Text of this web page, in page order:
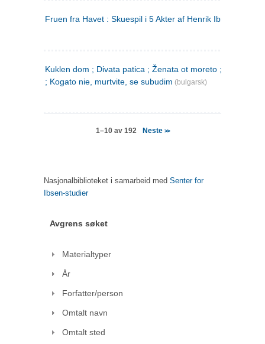
Fruen fra Havet : Skuespil i 5 Akter af Henrik Ibsen
Kuklen dom ; Divata patica ; Ženata ot moreto ; Malkijat
; Kogato nie, murtvite, se subudim (bulgarsk)
1–10 av 192 Neste >>
Nasjonalbiblioteket i samarbeid med Senter for
Ibsen-studier
Avgrens søket
Materialtyper
År
Forfatter/person
Omtalt navn
Omtalt sted